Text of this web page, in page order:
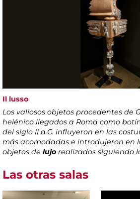
Il lusso
Los valiosos objetos procedentes de
helénico llegados a Roma como
del siglo II a.C. influyeron en las
más acomodadas e introdujeron en
objetos de lujo realizados siguiendo
Las otras salas